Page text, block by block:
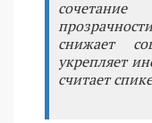
сочетание
снижает
укрепляет
считает